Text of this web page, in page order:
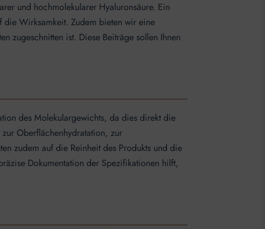
und hochmolekularer Hyaluronsäure. Ein
die Wirksamkeit. Zudem bieten wir eine
zugeschnitten ist. Diese Beiträge sollen Ihnen
des Molekulargewichts, da dies direkt die
Oberflächenhydratation, zur
zudem auf die Reinheit des Produkts und die
Dokumentation der Spezifikationen hilft,